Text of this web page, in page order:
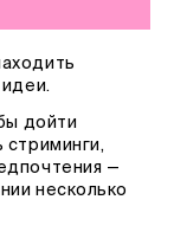
дойти
стриминги,
—
несколько